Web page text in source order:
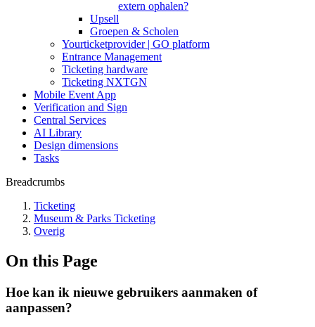
extern ophalen?
Upsell
Groepen & Scholen
Yourticketprovider | GO platform
Entrance Management
Ticketing hardware
Ticketing NXTGN
Mobile Event App
Verification and Sign
Central Services
AI Library
Design dimensions
Tasks
Breadcrumbs
Ticketing
Museum & Parks Ticketing
Overig
On this Page
Hoe kan ik nieuwe gebruikers aanmaken of
aanpassen?